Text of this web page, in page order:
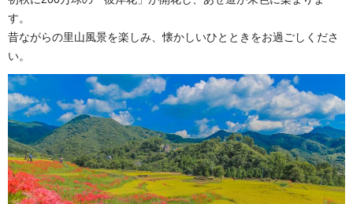
す。
昔ながらの里山風景を楽しみ、懐かしいひとときをお過ごしくださ
い。